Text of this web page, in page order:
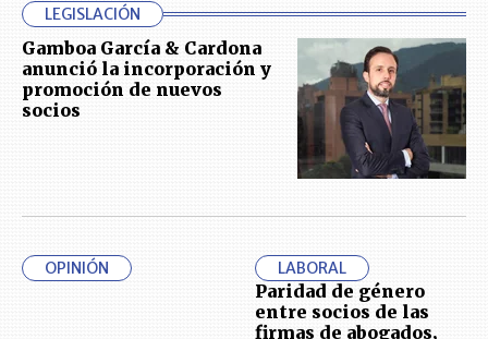
LEGISLACIÓN
Gamboa García & Cardona
anunció la incorporación y
promoción de nuevos
socios
OPINIÓN LABORAL
Paridad de género
entre socios de las
firmas de abogados,